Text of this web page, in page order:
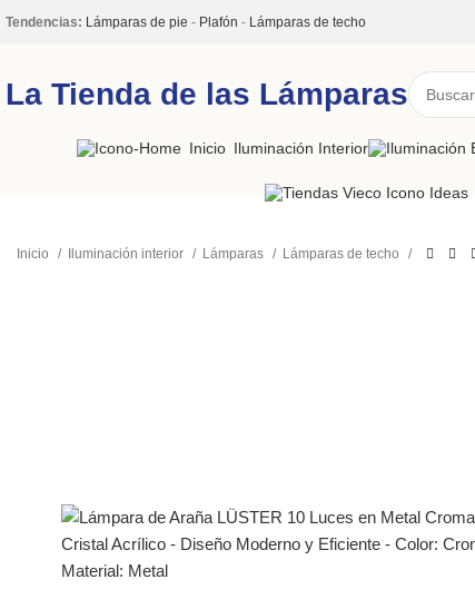
Tendencias: Lámparas de pie - Plafón - Lámparas de techo
La Tienda de las Lámparas
Inicio Iluminación Interior
Inicio Iluminación interior Lámparas Lámparas de techo